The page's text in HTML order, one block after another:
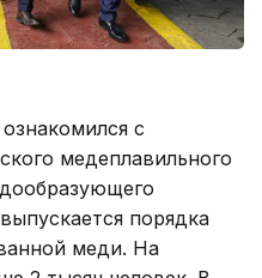
с
медеплавильного
порядка
меди. На